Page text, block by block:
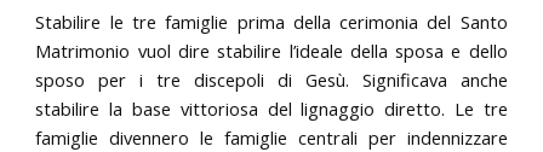
Stabilire le tre famiglie prima della cerimonia del Santo
Matrimonio vuol dire stabilire l’ideale della sposa e dello
sposo per i tre discepoli di Gesù. Significava anche
stabilire la base vittoriosa del lignaggio diretto. Le tre
famiglie divennero le famiglie centrali per indennizzare